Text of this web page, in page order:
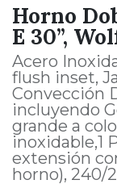
Horno
E 30”,
Acero
flush inset,
Convección
incluyendo
grande a
inoxidable,1
extensión
horno), 240/